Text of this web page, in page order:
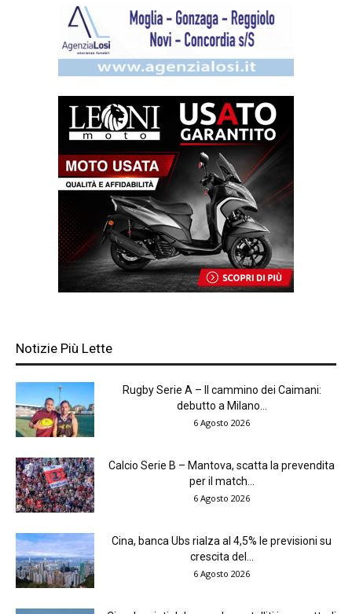
Notizie Più Lette
Rugby Serie A – Il cammino dei Caimani:
debutto a Milano...
6 Agosto 2026
Calcio Serie B – Mantova, scatta la prevendita
per il match...
6 Agosto 2026
Cina, banca Ubs rialza al 4,5% le previsioni su
crescita del...
6 Agosto 2026